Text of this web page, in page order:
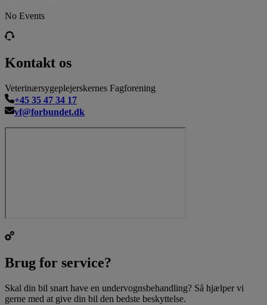
No Events
Kontakt os
Veterinærsygeplejerskernes Fagforening
+45 35 47 34 17
vf@forbundet.dk
Brug for service?
Skal din bil snart have en undervognsbehandling? Så hjælper vi
gerne med at give din bil den bedste beskyttelse.